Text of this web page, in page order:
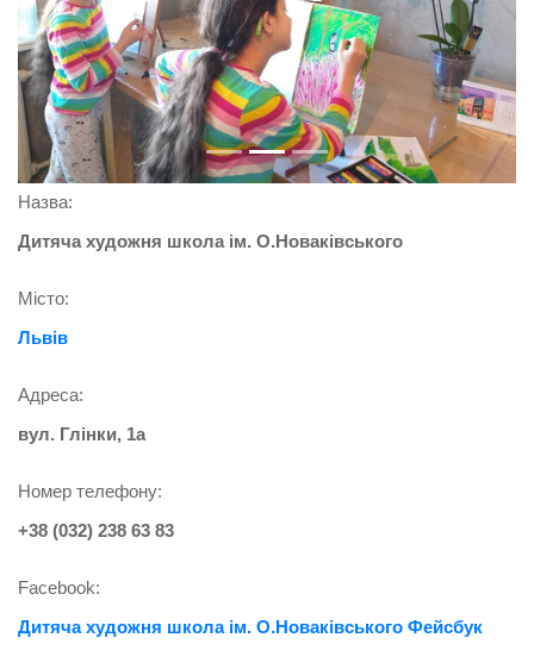
Назва:
Дитяча художня школа ім. О.Новаківського
Місто:
Львів
Адреса:
вул. Глінки, 1а
Номер телефону:
+38 (032) 238 63 83
Facebook:
Дитяча художня школа ім. О.Новаківського Фейсбук